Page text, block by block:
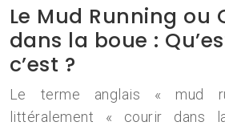
Le Mud Running ou
dans la boue :
c’est ?
Le terme anglais « mud
littéralement « courir